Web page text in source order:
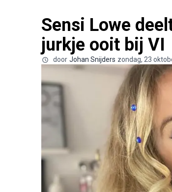
Sensi Lowe
jurkje ooit bij VI
door Johan Snijders zondag, 23